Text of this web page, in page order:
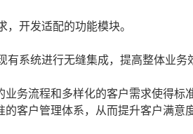
，开发适配的功能模块。
有系统进行无缝集成，提高整体业务
务流程和多样化的客户需求使得
客户管理体系，从而提升客户满意